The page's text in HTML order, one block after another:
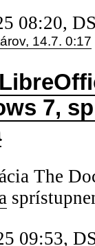
08:20,
14.7. 0:17
7,
The
09:53,